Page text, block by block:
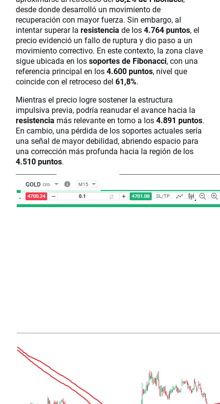
desde donde desarrolló un movimiento de
recuperación con mayor fuerza. Sin embargo, al
intentar superar la resistencia de los4.764 puntos, el
precio evidenció un fallo de ruptura y dio paso a un
movimiento correctivo. En este contexto, la zona clave
sigue ubicada en lossoportes de Fibonacci, con una
referencia principal en los4.600 puntos, nivel que
coincide con el retroceso del 61,8%.
Mientras el precio logre sostener la estructura
impulsiva previa, podría reanudar el avance hacia la
resistencia más relevante en torno a los4.891 puntos.
En cambio, una pérdida de los soportes actuales sería
una señal de mayor debilidad, abriendo espacio para
una corrección más profunda hacia la región de los
4.510 puntos.